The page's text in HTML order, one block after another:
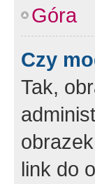
Góra
Czy
Tak,
link do